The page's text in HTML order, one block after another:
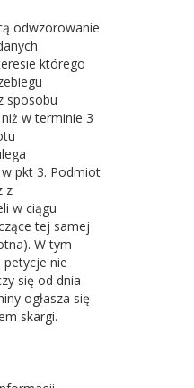
odwzorowanie
którego
sposobu
w terminie 3
pkt 3. Podmiot
z
w ciągu
tej samej
W tym
petycje nie
się od dnia
ogłasza się
skargi.